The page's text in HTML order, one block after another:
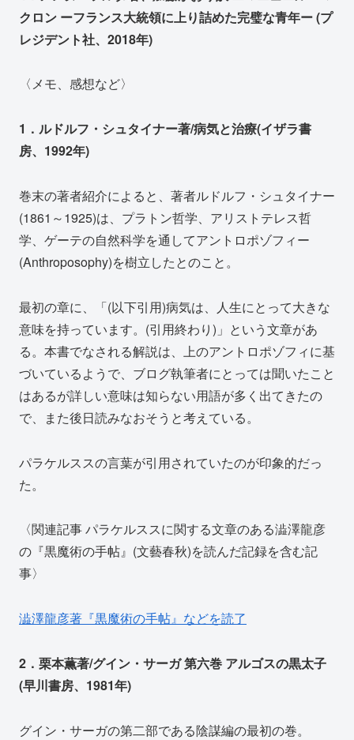
クロン ーフランス大統領に上り詰めた完璧な青年ー (プ
レジデント社、2018年)
〈メモ、感想など〉
1．ルドルフ・シュタイナー著/病気と治療(イザラ書
房、1992年)
巻末の著者紹介によると、著者ルドルフ・シュタイナー
(1861～1925)は、プラトン哲学、アリストテレス哲
学、ゲーテの自然科学を通してアントロポゾフィー
(Anthroposophy)を樹立したとのこと。
最初の章に、「(以下引用)病気は、人生にとって大きな
意味を持っています。(引用終わり)」という文章があ
る。本書でなされる解説は、上のアントロポゾフィに基
づいているようで、ブログ執筆者にとっては聞いたこと
はあるが詳しい意味は知らない用語が多く出てきたの
で、また後日読みなおそうと考えている。
パラケルススの言葉が引用されていたのが印象的だっ
た。
〈関連記事 パラケルススに関する文章のある澁澤龍彦
の『黒魔術の手帖』(文藝春秋)を読んだ記録を含む記
事〉
澁澤龍彦著『黒魔術の手帖』などを読了
2．栗本薫著/グイン・サーガ 第六巻 アルゴスの黒太子
(早川書房、1981年)
グイン・サーガの第二部である陰謀編の最初の巻。